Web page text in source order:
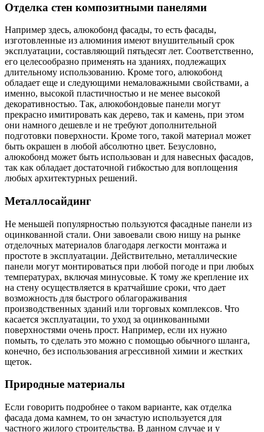
Отделка стен композитными панелями
Например здесь, алюкобонд фасады, то есть фасады,
изготовленные из алюминия имеют внушительный срок
эксплуатации, составляющий пятьдесят лет. Соответственно,
его целесообразно применять на зданиях, подлежащих
длительному использованию. Кроме того, алюкобонд
обладает еще и следующими немаловажными свойствами, а
именно, высокой пластичностью и не менее высокой
декоративностью. Так, алюкобондовые панели могут
прекрасно имитировать как дерево, так и камень, при этом
они намного дешевле и не требуют дополнительной
подготовки поверхности. Кроме того, такой материал может
быть окрашен в любой абсолютно цвет. Безусловно,
алюкобонд может быть использован и для навесных фасадов,
так как обладает достаточной гибкостью для воплощения
любых архитектурных решений.
Металлосайдинг
Не меньшей популярностью пользуются фасадные панели из
оцинкованной стали. Они завоевали свою нишу на рынке
отделочных материалов благодаря легкости монтажа и
простоте в эксплуатации. Действительно, металлические
панели могут монтироваться при любой погоде и при любых
температурах, включая минусовые. К тому же крепление их
на стену осуществляется в кратчайшие сроки, что дает
возможность для быстрого облагораживания
производственных зданий или торговых комплексов. Что
касается эксплуатации, то уход за оцинкованными
поверхностями очень прост. Например, если их нужно
помыть, то сделать это можно с помощью обычного шланга,
конечно, без использования агрессивной химии и жестких
щеток.
Природные материалы
Если говорить подробнее о таком варианте, как отделка
фасада дома камнем, то он зачастую используется для
частного жилого строительства. В данном случае и у